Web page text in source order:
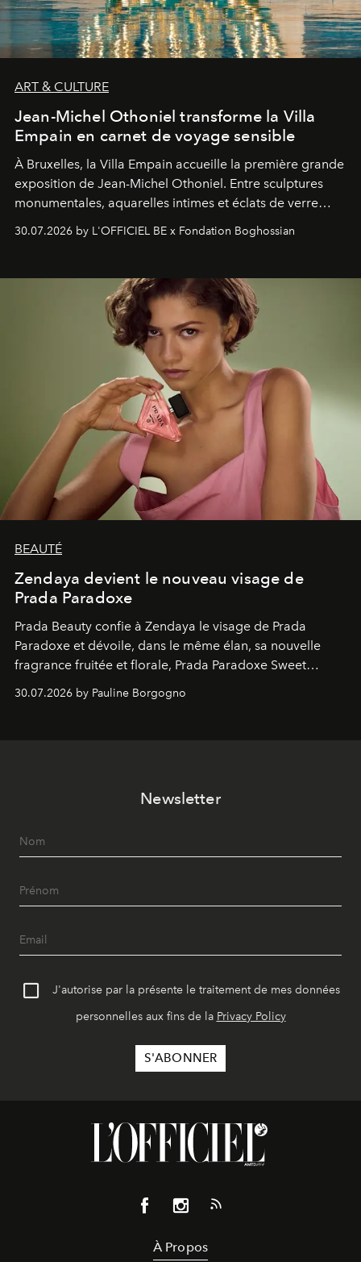
ART & CULTURE
Jean-Michel Othoniel transforme la Villa
Empain en carnet de voyage sensible
À Bruxelles, la Villa Empain accueille la première grande
exposition de Jean-Michel Othoniel. Entre sculptures
monumentales, aquarelles intimes et éclats de verre
émotionnel où chaque œuvre devient le souvenir
émerveillement.
30.07.2026 by L'OFFICIEL BE x Fondation Boghossian
BEAUTÉ
Zendaya devient le nouveau visage de
Prada Paradoxe
Prada Beauty confie à Zendaya le visage de Prada
Paradoxe et dévoile, dans le même élan, sa nouvelle
fragrance fruitée et florale, Prada Paradoxe Sweet
30.07.2026 by Pauline Borgogno
Newsletter
J'autorise par la présente le traitement de mes données
personnelles aux fins de la Privacy Policy
À Propos